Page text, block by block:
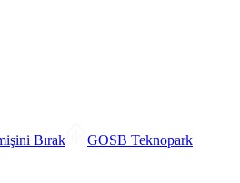
Bırak GOSB Teknopark